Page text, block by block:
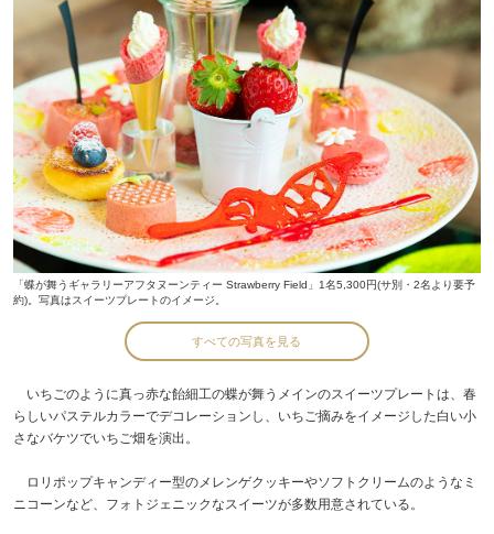
「蝶が舞うギャラリーアフタヌーンティー Strawberry Field」1名5,300円(サ別・2名より要予
約)。写真はスイーツプレートのイメージ。
すべての写真を見る
いちごのように真っ赤な飴細工の蝶が舞うメインのスイーツプレートは、春
らしいパステルカラーでデコレーションし、いちご摘みをイメージした白い小
さなバケツでいちご畑を演出。
ロリポップキャンディー型のメレンゲクッキーやソフトクリームのようなミ
ニコーンなど、フォトジェニックなスイーツが多数用意されている。